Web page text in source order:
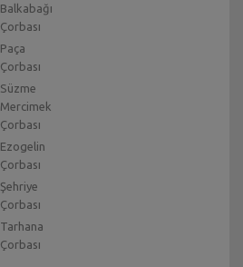
Balkabağı
Çorbası
Paça
Çorbası
Süzme
Mercimek
Çorbası
Ezogelin
Çorbası
Şehriye
Çorbası
Tarhana
Çorbası